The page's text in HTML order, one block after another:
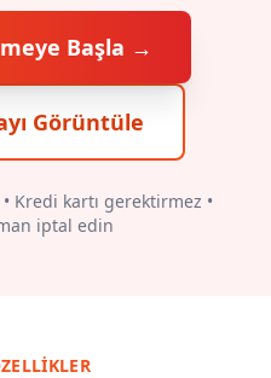
Başla →
Görüntüle
Kredi kartı gerektirmez •
iptal edin